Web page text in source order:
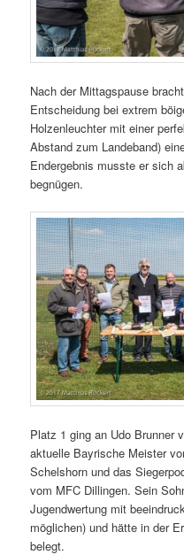
Nach der Mittagspause
Entscheidung bei extrem
Holzenleuchter mit einer
Abstand zum Landeband)
Endergebnis musste er sich
begnügen.
Platz 1 ging an Udo Brunner
aktuelle Bayrische Meister
Schelshorn und das
vom MFC Dillingen. Sein
Jugendwertung mit
möglichen) und hätte in der
belegt.